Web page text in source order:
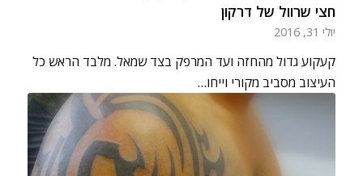
חצי שרוול של דרקון
יולי 31, 2016
קעקוע גדול מהחזה ועד המרפק בצד שמאל. מלבד הראש כל
העיצוב מסביב מקורי וייחו…